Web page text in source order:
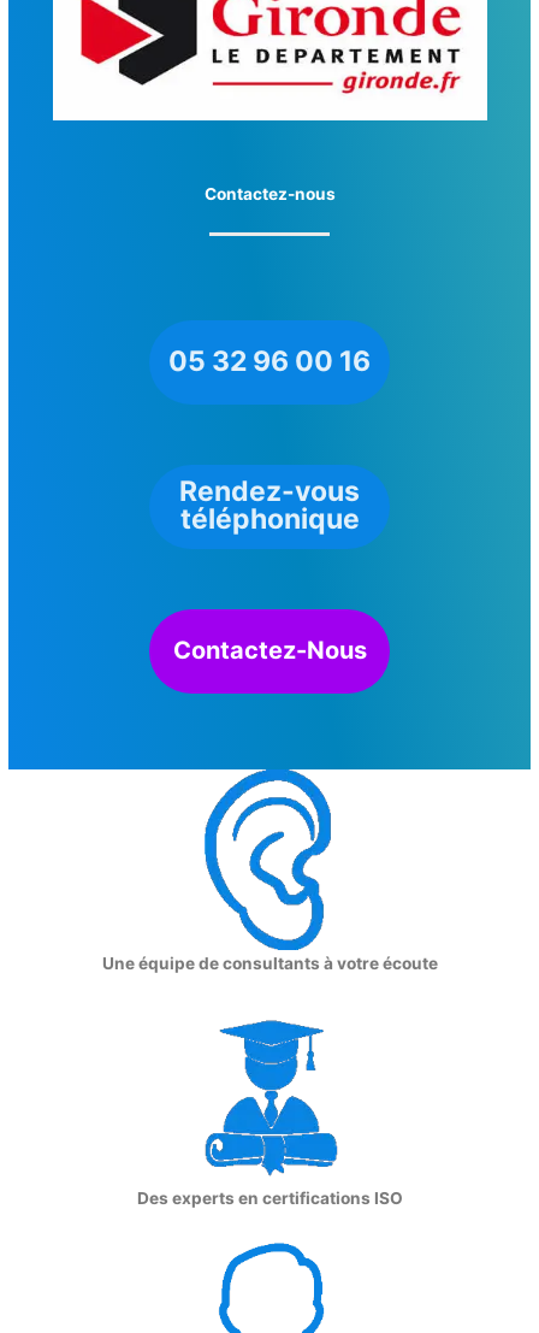
Contactez-nous
05 32 96 00 16
Rendez-vous
téléphonique
Contactez-Nous
Une équipe de consultants à votre écoute
Des experts en certifications ISO